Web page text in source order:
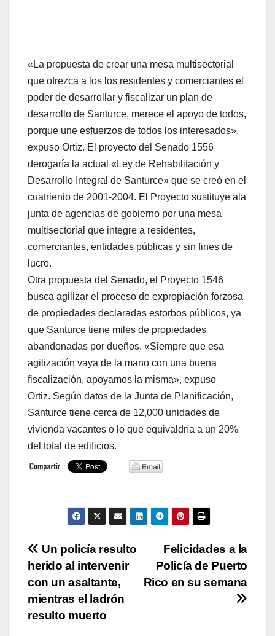
«La propuesta de crear una mesa multisectorial
que ofrezca a los los residentes y comerciantes el
poder de desarrollar y fiscalizar un plan de
desarrollo de Santurce, merece el apoyo de todos,
porque une esfuerzos de todos los interesados»,
expuso Ortiz. El proyecto del Senado 1556
derogaría la actual «Ley de Rehabilitación y
Desarrollo Integral de Santurce» que se creó en el
cuatrienio de 2001-2004. El Proyecto sustituye ala
junta de agencias de gobierno por una mesa
multisectorial que integre a residentes,
comerciantes, entidades públicas y sin fines de
lucro.
Otra propuesta del Senado, el Proyecto 1546
busca agilizar el proceso de expropiación forzosa
de propiedades declaradas estorbos públicos, ya
que Santurce tiene miles de propiedades
abandonadas por dueños. «Siempre que esa
agilización vaya de la mano con una buena
fiscalización, apoyamos la misma», expuso
Ortiz. Según datos de la Junta de Planificación,
Santurce tiene cerca de 12,000 unidades de
vivienda vacantes o lo que equivaldría a un 20%
del total de edificios.
Navegación
de
entradas
Felicidades a la
Policía de Puerto
Rico en su semana
Un policía resulto
herido al intervenir
con un asaltante,
mientras el ladrón
resulto muerto